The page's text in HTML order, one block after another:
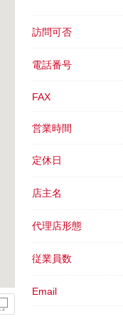
訪問可否
電話番号
FAX
営業時間
定休日
店主名
代理店形態
従業員数
Email